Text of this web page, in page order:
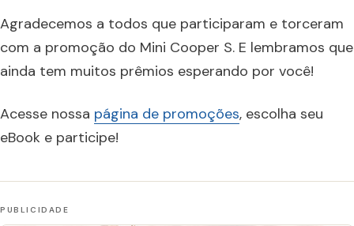
Agradecemos a todos que participaram e torceram
com a promoção do Mini Cooper S. E lembramos que
ainda tem muitos prêmios esperando por você!
Acesse nossa página de promoções, escolha seu
eBook e participe!